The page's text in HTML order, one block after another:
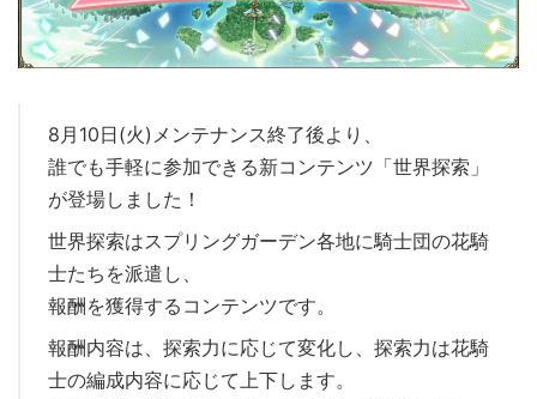
8月10日(火)メンテナンス終了後より、
誰でも手軽に参加できる新コンテンツ「世界探索」
が登場しました！
世界探索はスプリングガーデン各地に騎士団の花騎
士たちを派遣し、
報酬を獲得するコンテンツです。
報酬内容は、探索力に応じて変化し、探索力は花騎
士の編成内容に応じて上下します。